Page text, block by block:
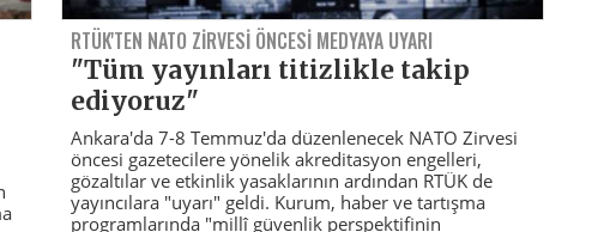
RTÜK'TEN NATO ZIRVESI ÖNCESI MEDYAYA UYARI
"Tüm yayınları titizlikle takip
ediyoruz"
Ankara'da 7-8 Temmuz'da düzenlenecek NATO Zirvesi
öncesi gazetecilere yönelik akreditasyon engelleri,
gözaltılar ve etkinlik yasaklarının ardından RTÜK de
yayıncılara "uyarı" geldi. Kurum, haber ve tartışma
programlarında "millî güvenlik perspektifinin